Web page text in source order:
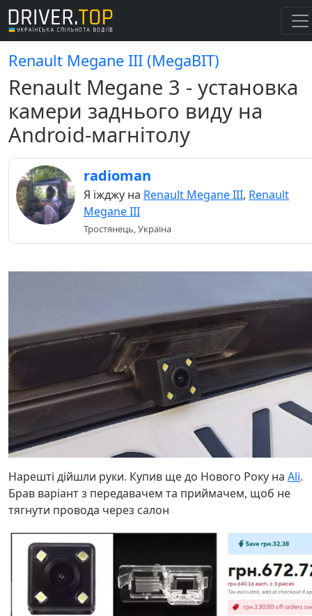
Renault Megane III (MegaBIT)
Renault Megane 3 - установка
камери заднього виду на
Android-магнітолу
radioman
Я їжджу на Renault Megane III, Renault
Megane III
Тростянець, Україна
Нарешті дійшли руки. Купив ще до Нового Року на Ali.
Брав варіант з передавачем та приймачем, щоб не
тягнути провода через салон